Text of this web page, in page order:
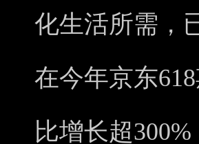
化生活所需，
在今年京东
比增长超